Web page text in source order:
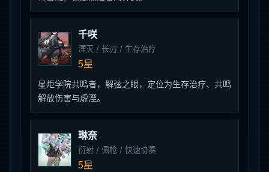
千咲
湮灭 / 长刃 / 生存治疗
5星
星炬学院共鸣者，解弦之眼，定位为生存治疗、共鸣
解放伤害与虚湮。
琳奈
衍射 / 佩枪 / 快速协奏
5星